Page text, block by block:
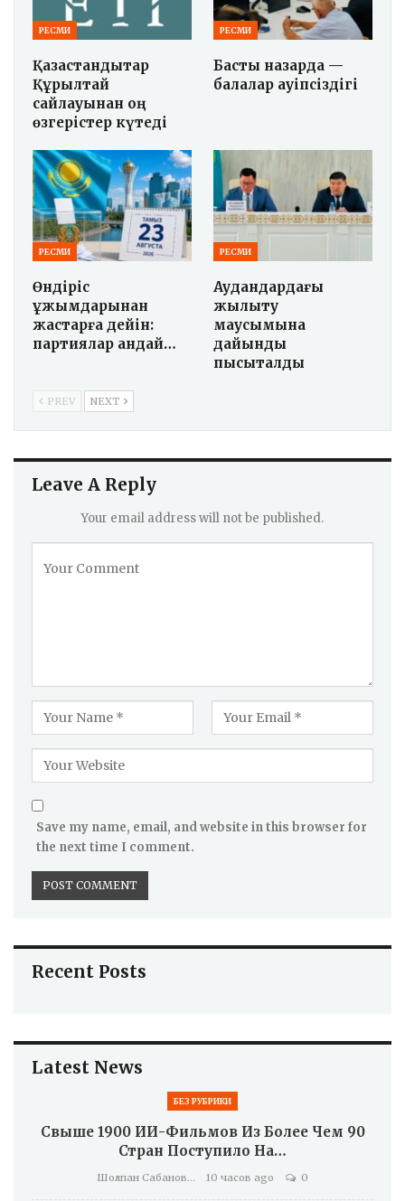
РЕСМИ
Қазақстандықтар
Құрылтай
сайлауынан оң
өзгерістер күтеді
РЕСМИ
Басты назарда —
балалар қауіпсіздігі
РЕСМИ
Өндіріс
ұжымдарынан
жастарға дейін:
партиялар қандай…
РЕСМИ
Аудандардағы
жылыту
маусымына
дайындық
пысықталды
PREV NEXT
Leave A Reply
Your email address will not be published.
Save my name, email, and website in this browser for
the next time I comment.
Recent Posts
Latest News
БЕЗ РУБРИКИ
Свыше 1900 ИИ-Фильмов Из Более Чем 90
Стран Поступило На…
Шолпан Сабанова 10 часов ago 0